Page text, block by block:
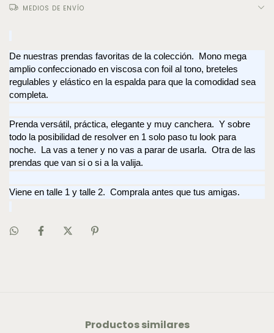
MEDIOS DE ENVÍO
De nuestras prendas favoritas de la colección. Mono mega
amplio confeccionado en viscosa con foil al tono, breteles
regulables y elástico en la espalda para que la comodidad sea
completa.
Prenda versátil, práctica, elegante y muy canchera. Y sobre
todo la posibilidad de resolver en 1 solo paso tu look para
noche. La vas a tener y no vas a parar de usarla. Otra de las
prendas que van si o si a la valija.
Viene en talle 1 y talle 2. Comprala antes que tus amigas.
Productos similares